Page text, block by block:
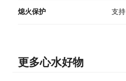
熄火保护 支持
更多心水好物